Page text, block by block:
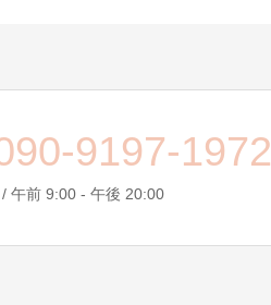
9197-1972
午前 9:00 - 午後 20:00